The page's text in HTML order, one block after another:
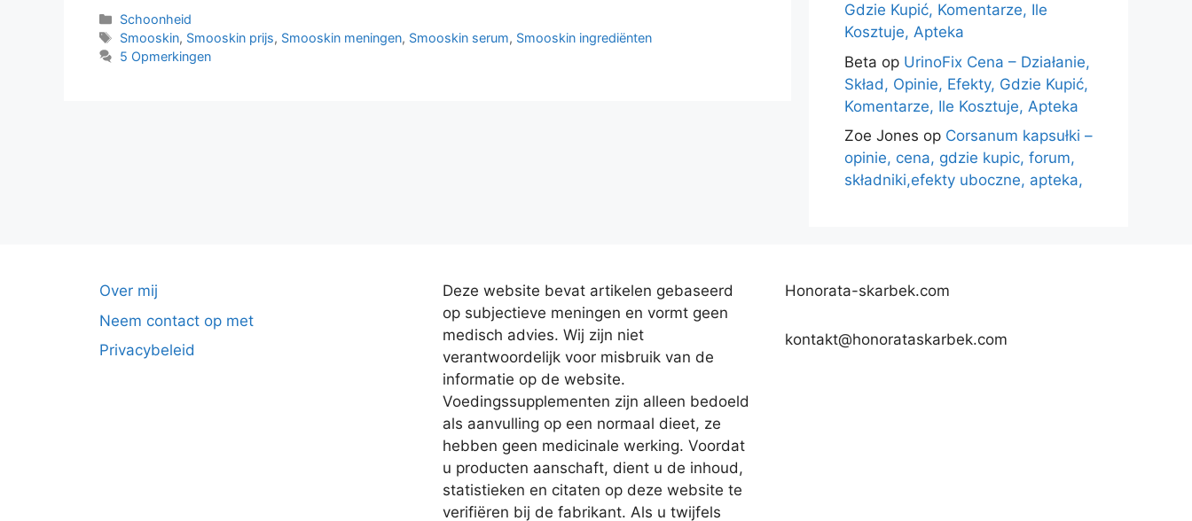
Categorieën
Schoonheid
Tags
Smooskin, Smooskin prijs, Smooskin meningen, Smooskin serum, Smooskin ingrediënten
5 Opmerkingen
Gdzie Kupić, Komentarze, Ile
Kosztuje, Apteka
Beta op UrinoFix Cena – Działanie,
Skład, Opinie, Efekty, Gdzie Kupić,
Komentarze, Ile Kosztuje, Apteka
Zoe Jones op Corsanum kapsułki –
opinie, cena, gdzie kupic, forum,
składniki,efekty uboczne, apteka,
Over mij
Neem contact op met
Privacybeleid
Deze website bevat artikelen gebaseerd
op subjectieve meningen en vormt geen
medisch advies. Wij zijn niet
verantwoordelijk voor misbruik van de
informatie op de website.
Voedingssupplementen zijn alleen bedoeld
als aanvulling op een normaal dieet, ze
hebben geen medicinale werking. Voordat
u producten aanschaft, dient u de inhoud,
statistieken en citaten op deze website te
verifiëren bij de fabrikant. Als u twijfels
Honorata-skarbek.com
kontakt@honorataskarbek.com